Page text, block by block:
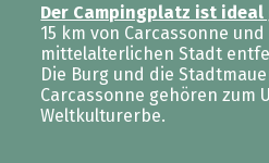
Der Campingplatz ist ideal
15 km von Carcassonne
mittelalterlichen Stadt
Die Burg und die
Carcassonne gehören zum
Weltkulturerbe.